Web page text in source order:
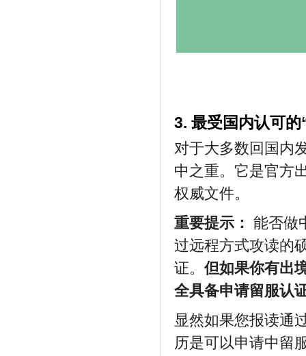
3. 最受国内认可
对于大多数回国内
中之重。它是官方
权威文件。
重要提示： 能否做
过远程方式攻读的
证。 但如果你有出
全具备申请留服认
显然如果您报读通
历是可以申请中留